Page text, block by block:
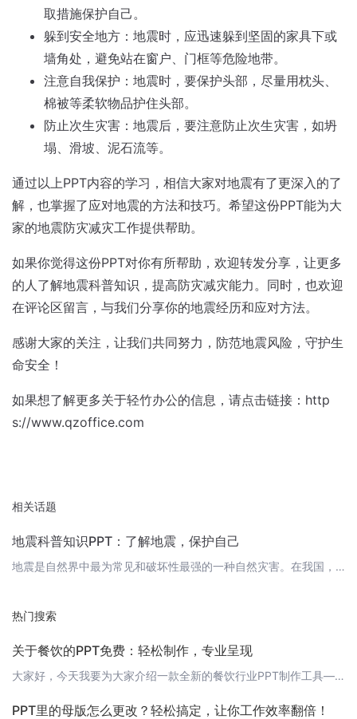
取措施保护自己。
躲到安全地方：地震时，应迅速躲到坚固的家具下或
墙角处，避免站在窗户、门框等危险地带。
注意自我保护：地震时，要保护头部，尽量用枕头、
棉被等柔软物品护住头部。
防止次生灾害：地震后，要注意防止次生灾害，如坍
塌、滑坡、泥石流等。
通过以上PPT内容的学习，相信大家对地震有了更深入的了
解，也掌握了应对地震的方法和技巧。希望这份PPT能为大
家的地震防灾减灾工作提供帮助。
如果你觉得这份PPT对你有所帮助，欢迎转发分享，让更多
的人了解地震科普知识，提高防灾减灾能力。同时，也欢迎
在评论区留言，与我们分享你的地震经历和应对方法。
感谢大家的关注，让我们共同努力，防范地震风险，守护生
命安全！
如果想了解更多关于轻竹办公的信息，请点击链接：http
s://www.qzoffice.com
相关话题
地震科普知识PPT：了解地震，保护自己
地震是自然界中最为常见和破坏性最强的一种自然灾害。在我国，地震活动频繁，每年都有数以万计的地震发生。因此，了解地震科普知识，提高防灾减灾能力，对于我们每一个人来说都至关重要。今天，我们就利用“轻竹办公”这款AI智能PPT制作工具，为大家带来一份关于地震科普知识的PPT，让我们一起学习地震的基本知识，掌握应对地震的方法和技巧。 1. 地震的基本概念- 地震的定义：地震是指地球内部或表面因地质作用而产
热门搜索
关于餐饮的PPT免费：轻松制作，专业呈现
大家好，今天我要为大家介绍一款全新的餐饮行业PPT制作工具——轻竹办公。这是一款基于AI技术自动生成PPT的软件，可以帮助您轻松制作出专业级的餐饮PPT，而且完全免费！ 为什么要使用轻竹办公？随着餐饮行业的竞争日益激烈，一家成功的餐厅不仅需要美味的食物和优质的服务，还需要有吸引力的宣传和展示。而PPT作为一种常用的展示工具，其制作质量和专业程度往往能直接影响到观众的印象。轻竹办公正是为了解决这个问
PPT里的母版怎么更改？轻松搞定，让你工作效率翻倍！